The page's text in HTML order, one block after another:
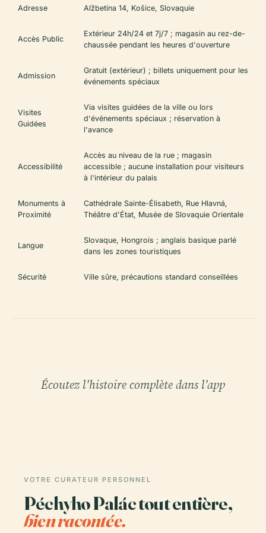
Adresse Alžbetina 14, Košice, Slovaquie
Accès Public
Extérieur 24h/24 et 7j/7 ; magasin au rez-de-
chaussée pendant les heures d'ouverture
Admission
Gratuit (extérieur) ; billets uniquement pour les
événements spéciaux
Visites
Guidées
Via visites guidées de la ville ou lors
d'événements spéciaux ; réservation à
l'avance
Accessibilité
Accès au niveau de la rue ; magasin
accessible ; aucune installation pour visiteurs
à l'intérieur du palais
Monuments à
Proximité
Cathédrale Sainte-Élisabeth, Rue Hlavná,
Théâtre d'État, Musée de Slovaquie Orientale
Langue
Slovaque, Hongrois ; anglais basique parlé
dans les zones touristiques
Sécurité Ville sûre, précautions standard conseillées
Écoutez l'histoire complète dans l'app
VOTRE CURATEUR PERSONNEL
Péchyho Palác tout entière,
bien racontée.